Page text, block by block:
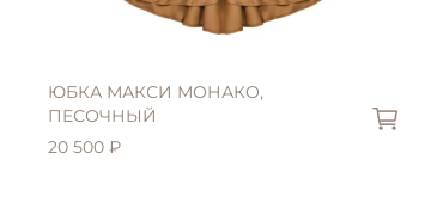
L (46)
XL (48)
ЮБКА МАКСИ МОНАКО,
ПЕСОЧНЫЙ
20 500 ₽